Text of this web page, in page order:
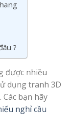
?
được nhiều
dụng tranh 3D
bạn hãy
nghỉ cầu